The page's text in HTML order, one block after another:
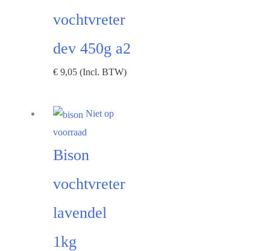
vochtvreter
dev 450g a2
€ 9,05 (Incl. BTW)
Niet op
voorraad
Bison
vochtvreter
lavendel
1kg